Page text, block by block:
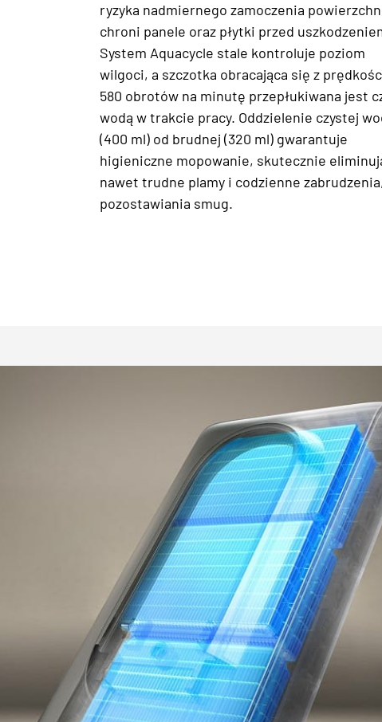
ryzyka nadmiernego zamoczenia
chroni panele oraz płytki przed
System Aquacycle stale kontroluje poziom
wilgoci, a szczotka obracająca się z
580 obrotów na minutę przepłukiwana jest
wodą w trakcie pracy. Oddzielenie czystej
(400 ml) od brudnej (320 ml) gwarantuje
higieniczne mopowanie, skutecznie
nawet trudne plamy i codzienne
pozostawiania smug.